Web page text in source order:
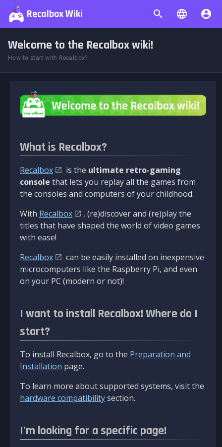
Recalbox Wiki
Welcome to the Recalbox wiki!
How to start with Recalbox?
What is Recalbox?
Recalbox is the ultimate retro-gaming
console that lets you replay all the games from
the consoles and computers of your childhood.
With Recalbox
, (re)discover and (re)play the
titles that have shaped the world of video games
with ease!
Recalbox
can be easily installed on inexpensive
microcomputers like the Raspberry Pi, and even
on your PC (modern or not)!
I want to install Recalbox! Where do I
start?
To install Recalbox, go to the Preparation and
Installation page.
To learn more about supported systems, visit the
hardware compatibilitysection.
I'm looking for a specific page!